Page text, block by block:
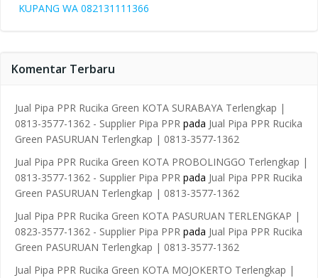
KUPANG WA 082131111366
Komentar Terbaru
Jual Pipa PPR Rucika Green KOTA SURABAYA Terlengkap |
0813-3577-1362 - Supplier Pipa PPR pada Jual Pipa PPR Rucika
Green PASURUAN Terlengkap | 0813-3577-1362
Jual Pipa PPR Rucika Green KOTA PROBOLINGGO Terlengkap |
0813-3577-1362 - Supplier Pipa PPR pada Jual Pipa PPR Rucika
Green PASURUAN Terlengkap | 0813-3577-1362
Jual Pipa PPR Rucika Green KOTA PASURUAN TERLENGKAP |
0823-3577-1362 - Supplier Pipa PPR pada Jual Pipa PPR Rucika
Green PASURUAN Terlengkap | 0813-3577-1362
Jual Pipa PPR Rucika Green KOTA MOJOKERTO Terlengkap |